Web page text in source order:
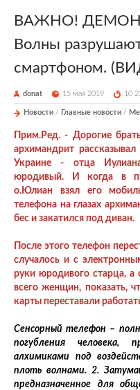
ВАЖНО! ДЕМОН
Волны
смартфоном.
donat 15 мая 2019 10
Новости / Главные новости /
Прим.Ред. - Дорогие
архимандрит
Украине - отца
юродивый. И когда в
о.Юлиан взял его
телефона на глазах
бес и закатился под диван.
После этого телефон
случалось и с
руки юродивого старца, а
всего женщин, показать,
карты переставали
Сенсорный телефон –
погубления человека,
алхимиками под
плоть волнами. 2.
предназначенное для